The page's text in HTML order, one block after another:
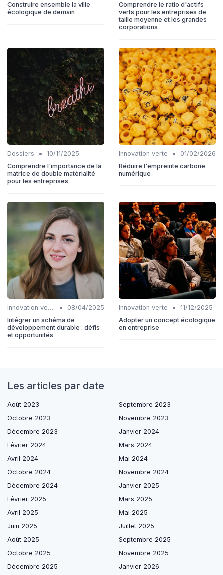
Construire ensemble la ville
écologique de demain
Comprendre le ratio d'actifs
verts pour les entreprises de
taille moyenne et les grandes
corporations
Dossiers •
10/11/2025
Comprendre l'importance de la
matrice de double matérialité
pour les entreprises
Innovation verte •
01/02/2026
Réduire l'empreinte carbone
numérique
Innovation verte •
08/04/2025
Intégrer un schéma de
développement durable : défis
et opportunités
Innovation verte •
11/12/2025
Adopter un concept écologique
en entreprise
Les articles par date
Août 2023
Septembre 2023
Octobre 2023
Novembre 2023
Décembre 2023
Janvier 2024
Février 2024
Mars 2024
Avril 2024
Mai 2024
Octobre 2024
Novembre 2024
Décembre 2024
Janvier 2025
Février 2025
Mars 2025
Avril 2025
Mai 2025
Juin 2025
Juillet 2025
Août 2025
Septembre 2025
Octobre 2025
Novembre 2025
Décembre 2025
Janvier 2026